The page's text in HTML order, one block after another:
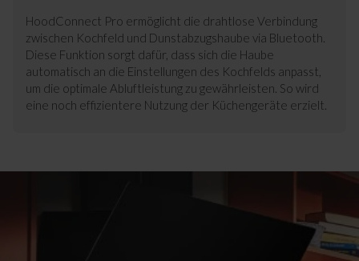
HoodConnect Pro ermöglicht die drahtlose Verbindung
zwischen Kochfeld und Dunstabzugshaube via Bluetooth.
Diese Funktion sorgt dafür, dass sich die Haube
automatisch an die Einstellungen des Kochfelds anpasst,
um die optimale Abluftleistung zu gewährleisten. So wird
eine noch effizientere Nutzung der Küchengeräte erzielt.